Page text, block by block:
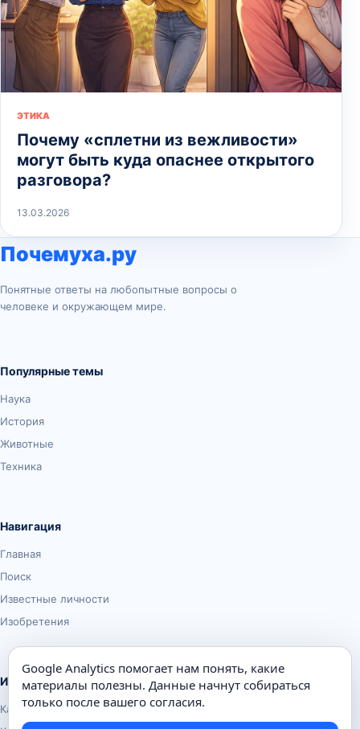
ЭТИКА
Почему «сплетни из вежливости»
могут быть куда опаснее открытого
разговора?
13.03.2026
Почемуха.ру
Понятные ответы на любопытные вопросы о
человеке и окружающем мире.
Популярные темы
Наука
История
Животные
Техника
Навигация
Главная
Поиск
Известные личности
Изобретения
Информация
Карта сайта
Google Analytics помогает нам понять, какие
материалы полезны. Данные начнут собираться
только после вашего согласия.